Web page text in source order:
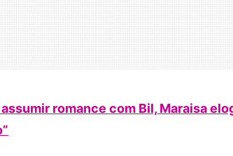
romance com Bil, Maraisa